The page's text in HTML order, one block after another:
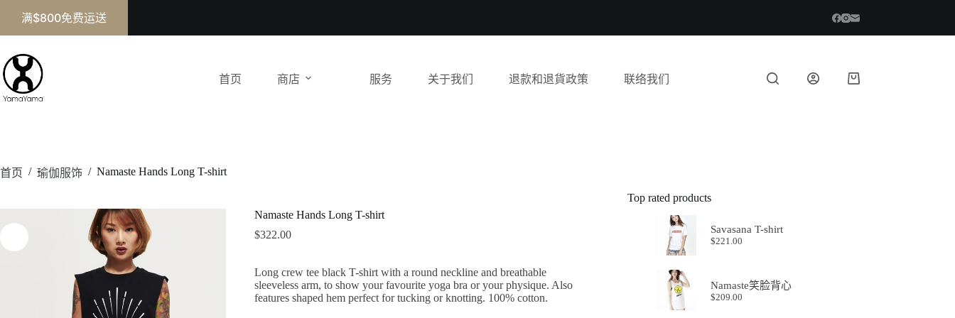
满$800免费运送
首页 商店 服务 关于我们 退款和退貨政策 联络我们
首页 / 瑜伽服饰 / Namaste Hands Long T-shirt
Namaste Hands Long T-shirt
$322.00
Long crew tee black T-shirt with a round neckline and breathable
sleeveless arm, to show your favourite yoga bra or your physique. Also
features shaped hem perfect for tucking or knotting. 100% cotton.
Top rated products
Savasana T-shirt
$221.00
Namaste笑脸背心
$209.00